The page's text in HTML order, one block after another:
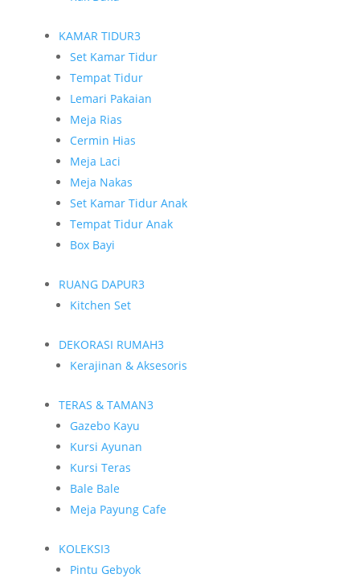
KAMAR TIDUR3
Set Kamar Tidur
Tempat Tidur
Lemari Pakaian
Meja Rias
Cermin Hias
Meja Laci
Meja Nakas
Set Kamar Tidur Anak
Tempat Tidur Anak
Box Bayi
RUANG DAPUR3
Kitchen Set
DEKORASI RUMAH3
Kerajinan & Aksesoris
TERAS & TAMAN3
Gazebo Kayu
Kursi Ayunan
Kursi Teras
Bale Bale
Meja Payung Cafe
KOLEKSI3
Pintu Gebyok